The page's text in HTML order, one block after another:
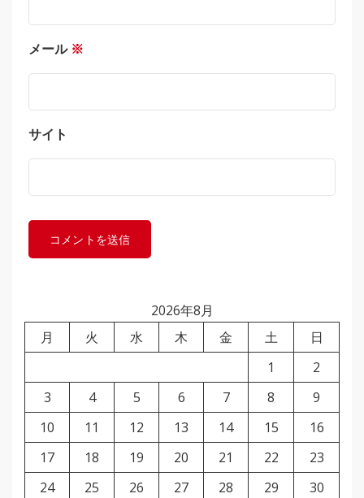
メール ※
サイト
2026年8月
月
火 水 木 金 土
日
1
2
3
4 5 6 7 8
9
10
11 12 13 14 15
16
17
18 19 20 21 22
23
24
25 26 27 28 29
30